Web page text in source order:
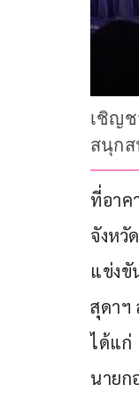
เชิญช
สนุกส
ที่อาค
จังหวั
แข่งขั
สุดาฯ
ได้แก่
นายก